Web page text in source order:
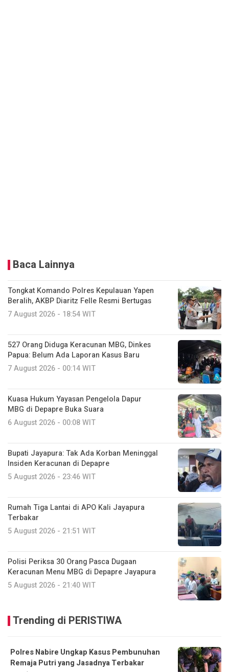
Baca Lainnya
Tongkat Komando Polres Kepulauan Yapen
Beralih, AKBP Diaritz Felle Resmi Bertugas
7 August 2026 - 18:54 WIT
527 Orang Diduga Keracunan MBG, Dinkes
Papua: Belum Ada Laporan Kasus Baru
7 August 2026 - 00:14 WIT
Kuasa Hukum Yayasan Pengelola Dapur
MBG di Depapre Buka Suara
6 August 2026 - 00:08 WIT
Bupati Jayapura: Tak Ada Korban Meninggal
Insiden Keracunan di Depapre
5 August 2026 - 23:46 WIT
Rumah Tiga Lantai di APO Kali Jayapura
Terbakar
5 August 2026 - 21:51 WIT
Polisi Periksa 30 Orang Pasca Dugaan
Keracunan Menu MBG di Depapre Jayapura
5 August 2026 - 21:40 WIT
Trending di PERISTIWA
Polres Nabire Ungkap Kasus Pembunuhan
Remaja Putri yang Jasadnya Terbakar